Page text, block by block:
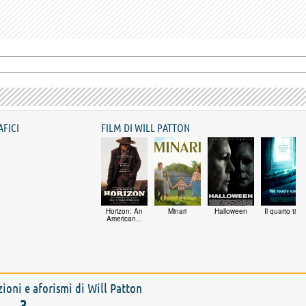
FILM DI WILL PATTON
Horizon: An
American...
Minari Halloween Il quarto tipo
e aforismi di Will Patton